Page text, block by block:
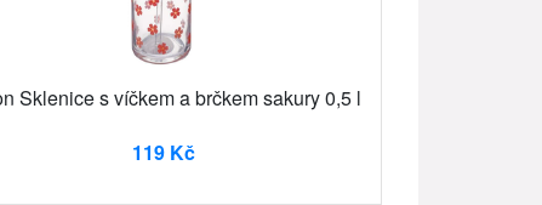
Sklenice s víčkem a brčkem sakury 0,5 l
119 Kč